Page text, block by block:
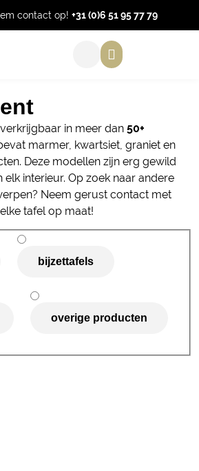
contact op!+31 (0)6 51 95 77 79
in meer dan 50+
marmer, kwartsiet, graniet en
Deze modellen zijn erg gewild
elk interieur. Op zoek naar andere
Neem gerust contact met
tafel op maat!
bijzettafels
overige producten